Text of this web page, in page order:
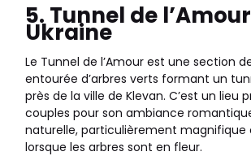
5. Tunnel de
Ukraine
Le Tunnel de l’Amour est une section
entourée d’arbres verts formant un
près de la ville de Klevan. C’est un lieu
couples pour son ambiance
naturelle, particulièrement magnifique
lorsque les arbres sont en fleur.